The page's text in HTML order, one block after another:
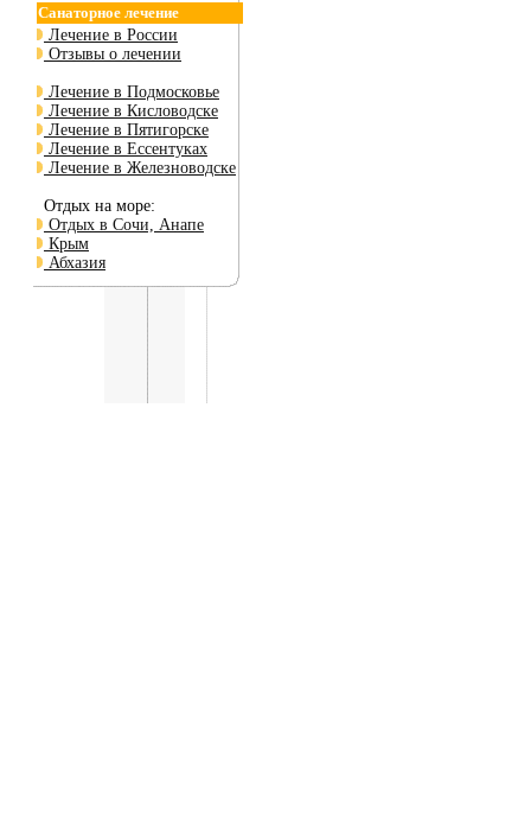
Санаторное лечение
Лечение в России
Отзывы о лечении
Лечение в Подмосковье
Лечение в Кисловодске
Лечение в Пятигорске
Лечение в Ессентуках
Лечение в Железноводске
Отдых на море:
Отдых в Сочи, Анапе
Крым
Абхазия